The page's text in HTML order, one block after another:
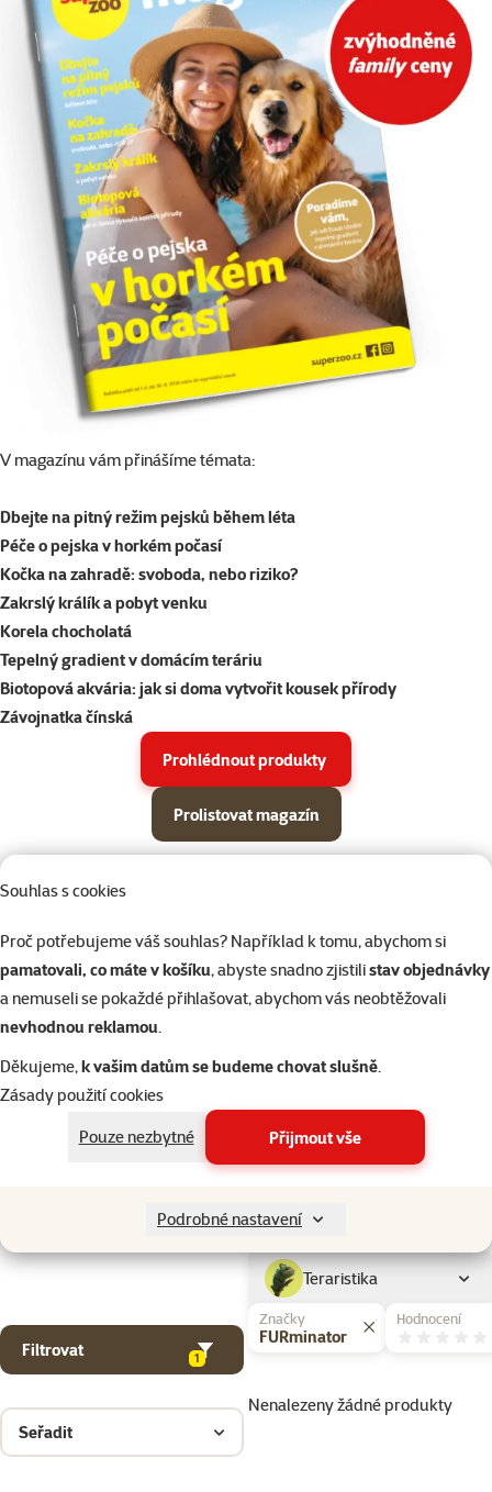
Souhlas s cookies
Proč potřebujeme váš souhlas? Například k tomu, abychom si
pamatovali, co máte v košíku, abyste snadno zjistilistav objednávky
a nemuseli se pokaždé přihlašovat, abychom vás neobtěžovali
nevhodnou reklamou.
Děkujeme,k vašim datům se budeme chovat slušně.
Zásady použití cookies
Pouze nezbytné
Přijmout vše
Podrobné nastavení
V magazínu vám přinášíme témata:
Dbejte na pitný režim pejsků během léta
Péče o pejska v horkém počasí
Kočka na zahradě: svoboda, nebo riziko?
Zakrslý králík a pobyt venku
Korela chocholatá
Tepelný gradient v domácím teráriu
Biotopová akvária: jak si doma vytvořit kousek přírody
Závojnatka čínská
Prohlédnout produkty
Prolistovat magazín
Kočky
Drobní savci
Ptáci
Teraristika
Parametrický filtr
Filtrovat 1
Vybrané filtry
Značky
FURminator
Hodnocení
Seřadit
Produkty v akci Super zoo magazín léto 2026
Nenalezeny žádné produkty